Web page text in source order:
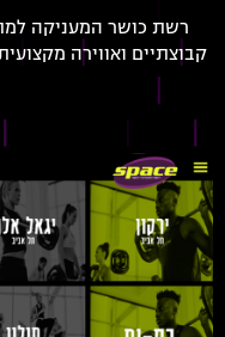
רשת כושר המעניקה
קבוצתיים ואווירה